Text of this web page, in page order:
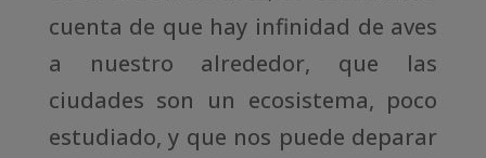
cuenta de que hay infinidad de aves
a nuestro alrededor, que las
ciudades son un ecosistema, poco
estudiado, y que nos puede deparar